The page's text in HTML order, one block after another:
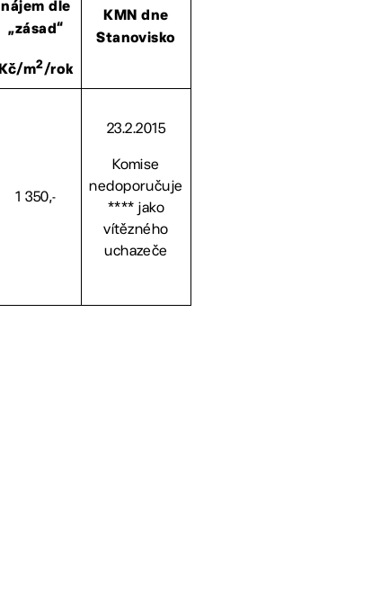
nájem dle
„zásad“
Kč/m2/rok
KMN dne
Stanovisko
1 350,-
23.2.2015
Komise
nedoporučuje
**** jako
vítězného
uchazeče